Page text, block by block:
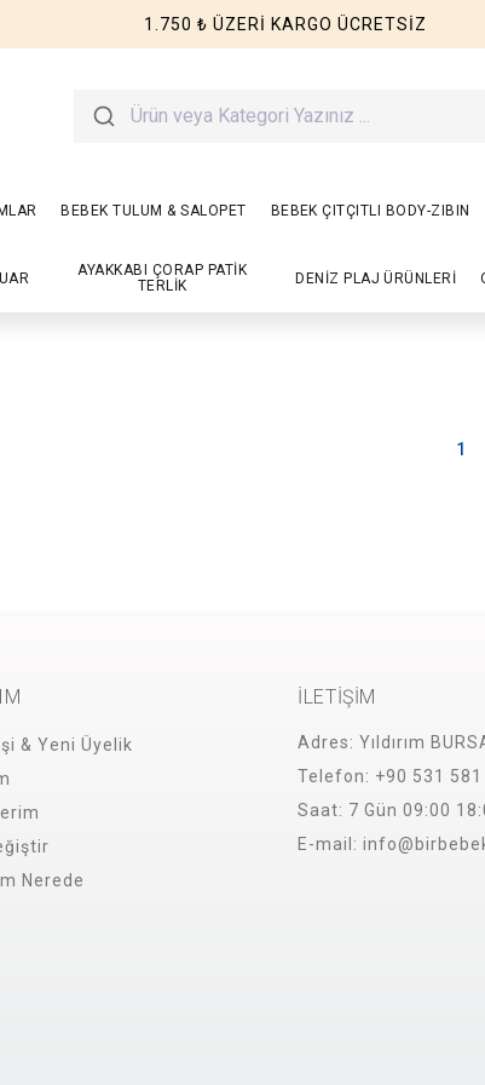
1.750 ₺ ÜZERİ KARGO ÜCRETSİZ
BEBEK TULUM & SALOPET BEBEK ÇITÇITLI BODY-ZIBIN
AYAKKABI ÇORAP PATİK
TERLİK
DENİZ PLAJ ÜRÜNLERİ
1
& Yeni Üyelik
Nerede
İLETİŞİM
Adres: Yıldırım
Telefon: +90 531
Saat: 7 Gün 09:00
E-mail: